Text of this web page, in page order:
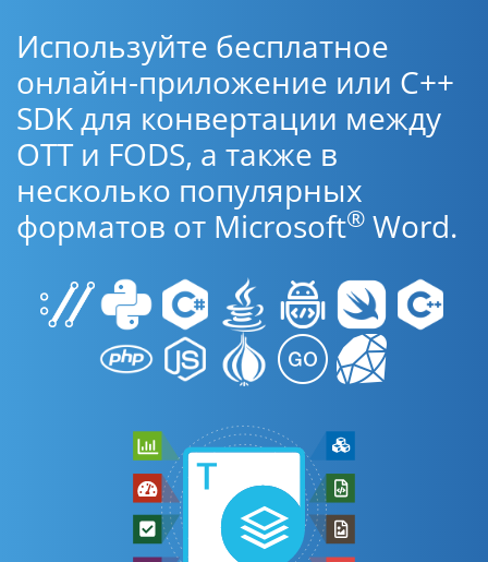
Используйте бесплатное
онлайн-приложение или C++
SDK для конвертации между
OTT и FODS, а также в
несколько популярных
форматов от Microsoft® Word.